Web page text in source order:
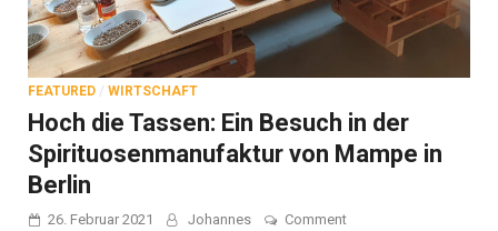
FEATURED / WIRTSCHAFT
Hoch die Tassen: Ein Besuch in der
Spirituosenmanufaktur von Mampe in
Berlin
26. Februar 2021 Johannes Commenton